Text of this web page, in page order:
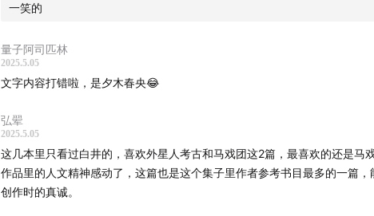
一笑的
量子阿司匹林
2025.5.05
文字内容打错啦，是夕木春央😂
弘翚
2025.5.05
这几本里只看过白井的，喜欢外星人考古和马戏团这2篇，最喜欢的还是马
作品里的人文精神感动了，这篇也是这个集子里作者参考书目最多的一篇，
创作时的真诚。